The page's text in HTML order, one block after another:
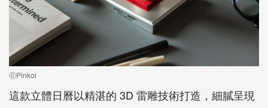
ⓒPinkoi
這款立體日曆以精湛的 3D 雷雕技術打造，細膩呈現